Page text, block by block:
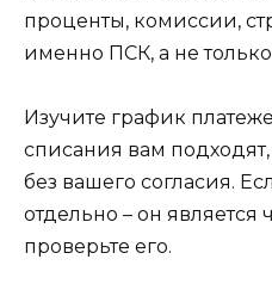
проценты, комиссии,
именно ПСК, а не
Изучите график
списания вам
без вашего согласия.
отдельно – он является
проверьте его.